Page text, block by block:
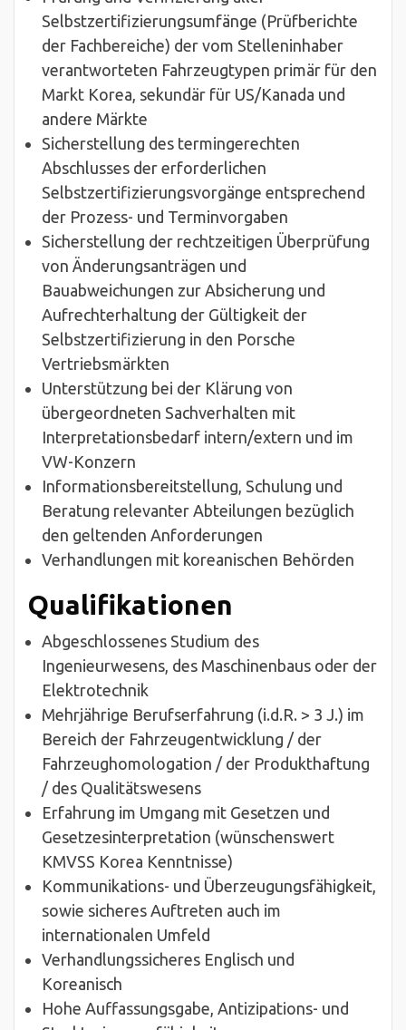
Selbstzertifizierungsumfänge (Prüfberichte
der Fachbereiche) der vom Stelleninhaber
verantworteten Fahrzeugtypen primär für den
Markt Korea, sekundär für US/Kanada und
andere Märkte
Sicherstellung des termingerechten
Abschlusses der erforderlichen
Selbstzertifizierungsvorgänge entsprechend
der Prozess- und Terminvorgaben
Sicherstellung der rechtzeitigen Überprüfung
von Änderungsanträgen und
Bauabweichungen zur Absicherung und
Aufrechterhaltung der Gültigkeit der
Selbstzertifizierung in den Porsche
Vertriebsmärkten
Unterstützung bei der Klärung von
übergeordneten Sachverhalten mit
Interpretationsbedarf intern/extern und im
VW-Konzern
Informationsbereitstellung, Schulung und
Beratung relevanter Abteilungen bezüglich
den geltenden Anforderungen
Verhandlungen mit koreanischen Behörden
Qualifikationen
Abgeschlossenes Studium des
Ingenieurwesens, des Maschinenbaus oder der
Elektrotechnik
Mehrjährige Berufserfahrung (i.d.R. > 3 J.) im
Bereich der Fahrzeugentwicklung / der
Fahrzeughomologation / der Produkthaftung
/ des Qualitätswesens
Erfahrung im Umgang mit Gesetzen und
Gesetzesinterpretation (wünschenswert
KMVSS Korea Kenntnisse)
Kommunikations- und Überzeugungsfähigkeit,
sowie sicheres Auftreten auch im
internationalen Umfeld
Verhandlungssicheres Englisch und
Koreanisch
Hohe Auffassungsgabe, Antizipations- und